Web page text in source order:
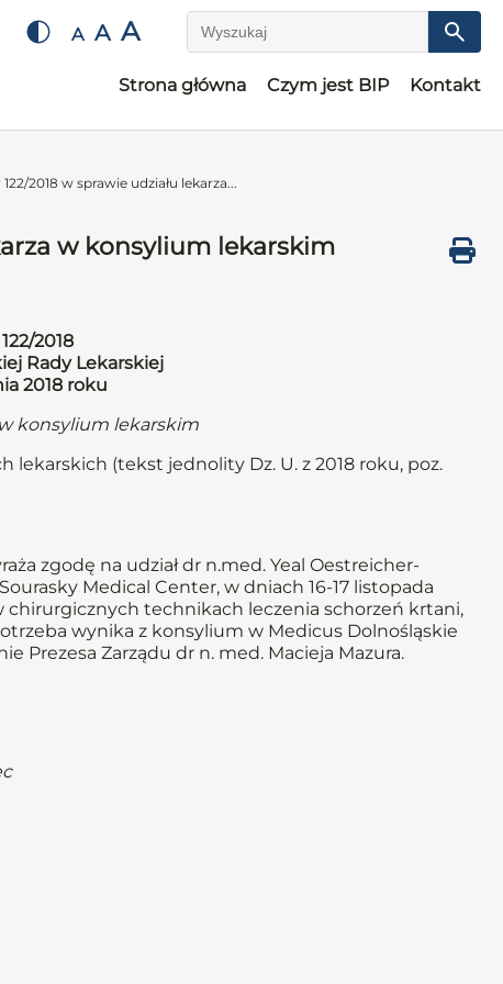
A A A Wyszukaj
Strona główna Czym jest BIP Kontakt
2018 w sprawie udziału lekarza...
w konsylium lekarskim
2018
Rady Lekarskiej
2018 roku
konsylium lekarskim
lekarskich (tekst jednolity Dz. U. z 2018 roku, poz.
zgodę na udział dr n.med. Yeal Oestreicher-
Medical Center, w dniach 16-17 listopada
chirurgicznych technikach leczenia schorzeń krtani,
wynika z konsylium w Medicus Dolnośląskie
Prezesa Zarządu dr n. med. Macieja Mazura.